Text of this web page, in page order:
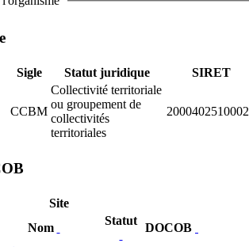
Sigle Statut juridique
SIRET
CCBM
Collectivité territoriale
ou groupement de
collectivités
territoriales
Site
Nom
Statut
DOCOB